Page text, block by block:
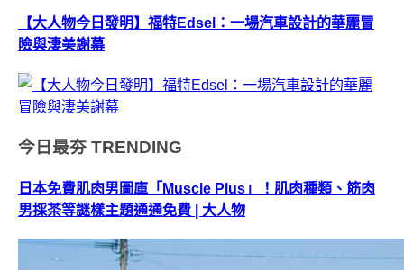
【大人物今日發明】福特Edsel：一場汽車設計的華麗冒
險與淒美謝幕
今日最夯 TRENDING
日本免費肌肉男圖庫「Muscle Plus」！肌肉種類、筋肉
男採茶等謎樣主題通通免費 | 大人物